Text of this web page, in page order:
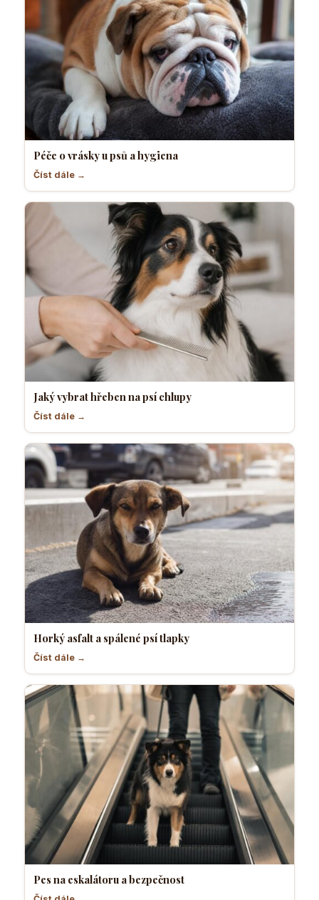
Péče o vrásky u psů a hygiena
Číst dále →
Jaký vybrat hřeben na psí chlupy
Číst dále →
Horký asfalt a spálené psí tlapky
Číst dále →
Pes na eskalátoru a bezpečnost